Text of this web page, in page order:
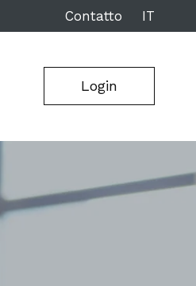
Contatto IT
Login